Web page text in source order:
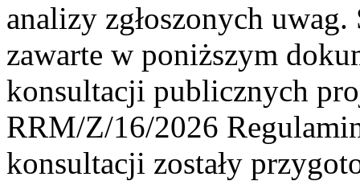
analizy zgłoszonych
zawarte w poniższym
konsultacji publicznych
RRM/Z/16/2026
konsultacji zostały